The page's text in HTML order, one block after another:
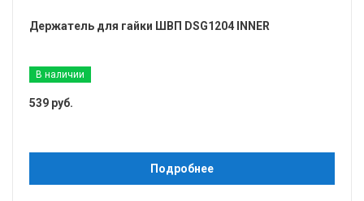
Держатель для гайки ШВП DSG1204 INNER
В наличии
539 руб.
Подробнее